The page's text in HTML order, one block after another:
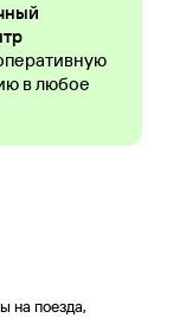
в любое
на поезда,